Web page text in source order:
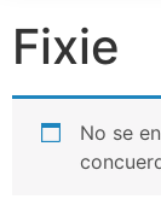
Fixie
No se